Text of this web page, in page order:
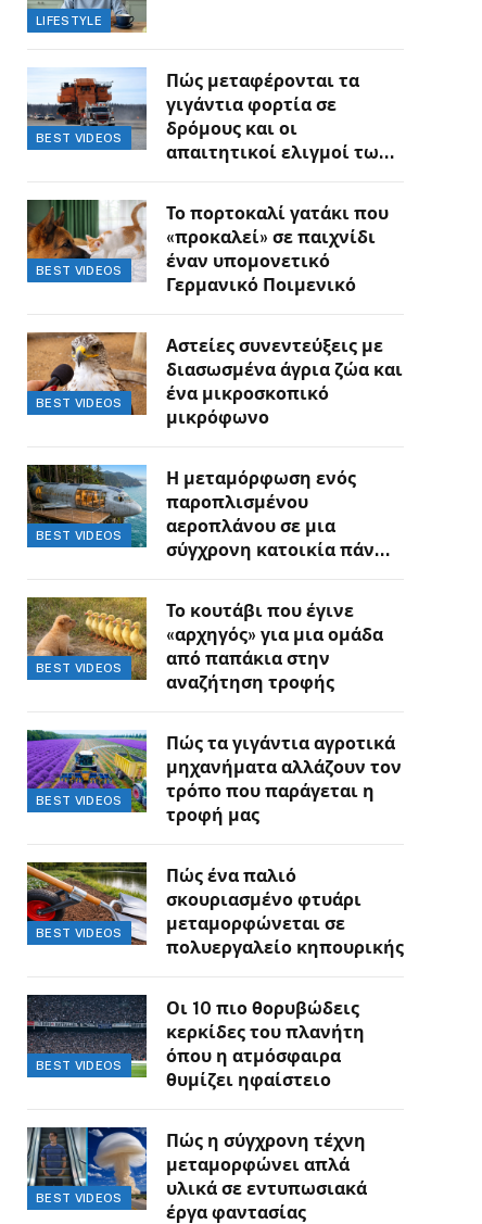
LIFESTYLE
BEST VIDEOS
Πώς μεταφέρονται τα
γιγάντια φορτία σε
δρόμους και οι
απαιτητικοί ελιγμοί των
BEST VIDEOS
Το πορτοκαλί γατάκι που
«προκαλεί» σε παιχνίδι
έναν υπομονετικό
Γερμανικό Ποιμενικό
BEST VIDEOS
Αστείες συνεντεύξεις με
διασωσμένα άγρια ζώα και
ένα μικροσκοπικό
μικρόφωνο
BEST VIDEOS
Η μεταμόρφωση ενός
παροπλισμένου
αεροπλάνου σε μια
σύγχρονη κατοικία πάνω
BEST VIDEOS
Το κουτάβι που έγινε
«αρχηγός» για μια ομάδα
από παπάκια στην
αναζήτηση τροφής
BEST VIDEOS
Πώς τα γιγάντια αγροτικά
μηχανήματα αλλάζουν τον
τρόπο που παράγεται η
τροφή μας
BEST VIDEOS
Πώς ένα παλιό
σκουριασμένο φτυάρι
μεταμορφώνεται σε
πολυεργαλείο κηπουρικής
BEST VIDEOS
Οι 10 πιο θορυβώδεις
κερκίδες του πλανήτη
όπου η ατμόσφαιρα
θυμίζει ηφαίστειο
BEST VIDEOS
Πώς η σύγχρονη τέχνη
μεταμορφώνει απλά
υλικά σε εντυπωσιακά
έργα φαντασίας